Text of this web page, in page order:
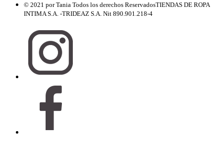
© 2021 por Tania Todos los derechos ReservadosTIENDAS DE ROPA
INTIMA S.A. -TRIDEAZ S.A. Nit 890.901.218-4